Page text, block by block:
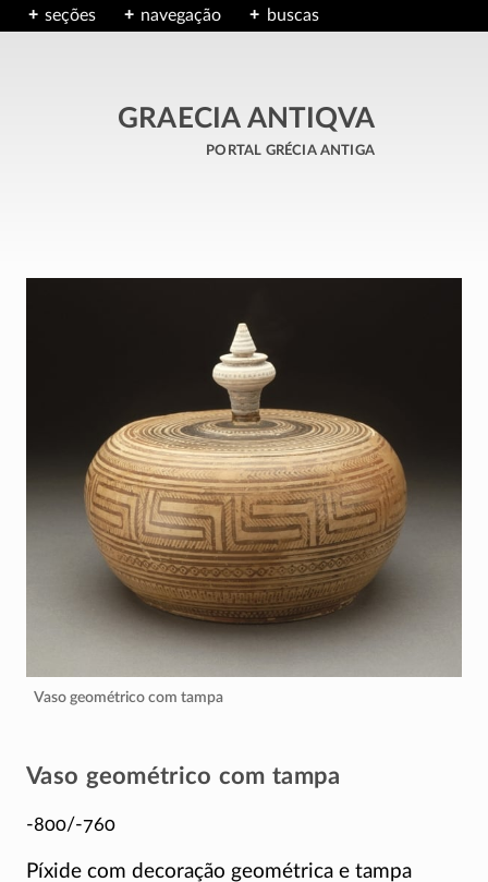
seções navegação buscas
GRAECIA ANTIQVA
portal grécia antiga
Vaso geométrico com tampa
Vaso geométrico com tampa
-800/-760
Píxide com decoração geométrica e tampa